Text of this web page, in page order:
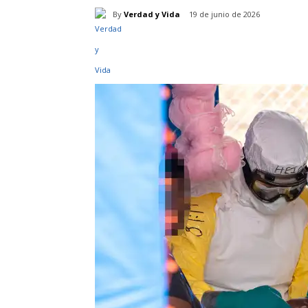
By Verdad y Vida 19 de junio de 2026